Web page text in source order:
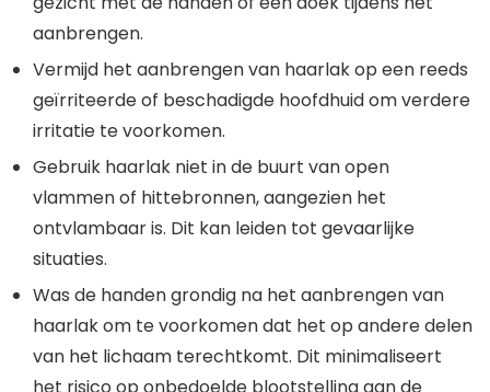
aanbrengen.
Vermijd het aanbrengen van haarlak op een reeds
geïrriteerde of beschadigde hoofdhuid om verdere
irritatie te voorkomen.
Gebruik haarlak niet in de buurt van open
vlammen of hittebronnen, aangezien het
ontvlambaar is. Dit kan leiden tot gevaarlijke
situaties.
Was de handen grondig na het aanbrengen van
haarlak om te voorkomen dat het op andere delen
van het lichaam terechtkomt. Dit minimaliseert